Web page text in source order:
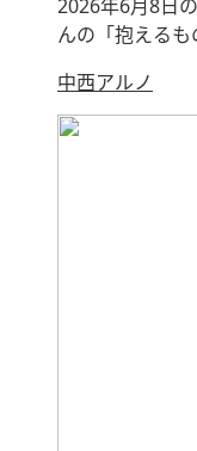
2026年6月8日
んの「抱える
中西アルノ